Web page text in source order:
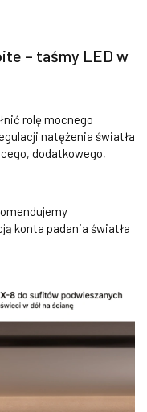
– taśmy LED w
rolę mocnego
natężenia światła
dodatkowego,
konta padania światła